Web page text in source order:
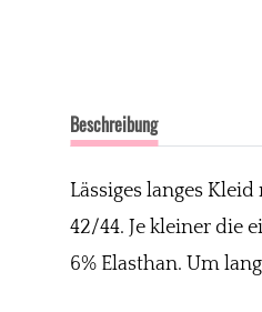
Beschreibung
Lässiges langes
42/44. Je kleiner die
6% Elasthan. Um